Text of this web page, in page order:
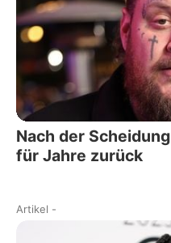
Nach der
für Jahre zurück
Artikel -